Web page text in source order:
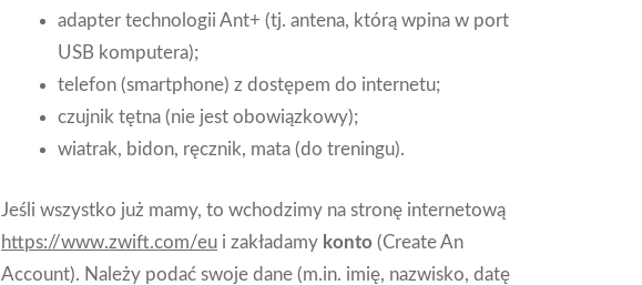
adapter technologii Ant+ (tj. antena, którą wpina w port
USB komputera);
telefon (smartphone) z dostępem do internetu;
czujnik tętna (nie jest obowiązkowy);
wiatrak, bidon, ręcznik, mata (do treningu).
Jeśli wszystko już mamy, to wchodzimy na stronę internetową
https://www.zwift.com/eu i zakładamy konto (Create An
Account). Należy podać swoje dane (m.in. imię, nazwisko, datę